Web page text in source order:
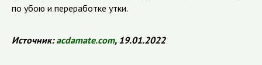
по убою и переработке утки.
Источник:acdamate.com, 19.01.2022